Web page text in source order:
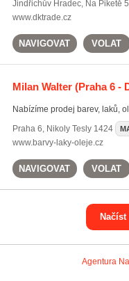
Jindřichův Hradec, Na Piketě
www.dktrade.cz
NAVIGOVAT VOLAT
Milan Walter(Praha 6 -
Nabízíme prodej barev, laků,
Praha 6, Nikoly Tesly 1424
www.barvy-laky-oleje.cz
NAVIGOVAT VOLAT
Agentura